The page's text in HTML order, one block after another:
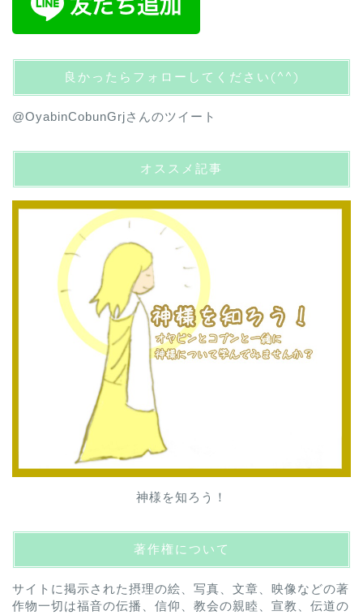
良かったらフォローしてください(^^)
@OyabinCobunGrjさんのツイート
オススメ記事
神様を知ろう！
著作権について
サイトに掲示された摂理の絵、写真、文章、映像などの著
作物一切は福音の伝播、信仰、教会の親睦、宣教、伝道の